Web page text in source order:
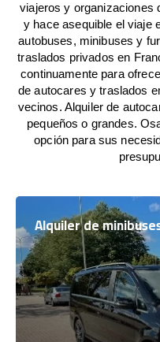
viajeros y organizaciones
y hace asequible el viaje
autobuses, minibuses y
traslados privados en
continuamente para
de autocares y traslados
vecinos. Alquiler de
pequeños o grandes.
opción para sus
Alquiler de